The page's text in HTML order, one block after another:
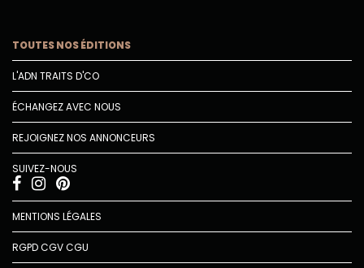
TOUTES NOS ÉDITIONS
L'ADN TRAITS D'CO
ÉCHANGEZ AVEC NOUS
REJOIGNEZ NOS ANNONCEURS
SUIVEZ-NOUS
MENTIONS LÉGALES
RGPDCGVCGU